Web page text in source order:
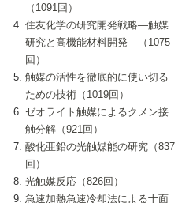
8号 若手研究者による触媒研究の未来展望
2：大学・研究所編
8号 イオン液体の応用
8号 多機能型リアクター
8号 超臨界流体を用いた化学プロセスの新
6号 第94回触媒討論会
7号 サブナノレベルでみた新しい表面現象
8号 オレフィン重合触媒の新たな展
5号 基礎化学品製造の触媒技術
6号 第92回触媒討論会
7号 基礎化学品製造の触媒技術
8号 資源の循環と触媒技術
4号 ナノ材料の調製と機能化
5号 こんな触媒が欲しい
6号 第90回触媒討論会
7号 触媒研究と学術雑誌/情報
8号 若い世代からみた触媒化学の現状と未
3号 生体触媒とバイオプロセス
4号 水素製造・利用の触媒化学
5号 触媒研究における新しい切り口：コン
ビナトリアルケミストリー
6号 第88回触媒討論会特集号
7号 企業における触媒研究のブレークスル
8号 この材料を触媒として使ってみません
2号 第85回触媒討論会
3号 反応ダイナミクス
5号 触媒のおもしろさをどのように伝える
6号 第86回触媒討論会
7号 水素化精製触媒の新しい展開
8号 新しい反応性と機能性を目指した金属
クラスタ-化学
1号 孔、穴、あな?-特異な空間とその利用-
2号 第83回触媒討論会
3号 均一系触媒反応最前線
4号 実用炭素材料の新展開
5号 研究の方法論を考える
7号 機能性金属材料と触媒
8号 触媒研究へのNMRの応用と展望
▼40巻（1998年）
進展と21世紀への提言/創立40周年記念・触
媒学会この10年の歩みとこれから/創立40周
2号 第81回触媒討論会
3号 計算機触媒化学へのさそい
4号 触媒劣化の制御と予測
5号 最新の実用プロセスと触媒
6号 第82回触媒討論会
1号 均一系と不均一系触媒反応-その特徴と
接点
2号 第79回触媒討論会
3号 最新NO除去触媒の実用化研究
4号 新しい反応場を目指した触媒調製
5号 反応・分離技術の新しい展開
6号 第80回触媒討論会
▼38巻（1996年）
1号 触媒の構造と触媒作用/C1化学を中心と
する21世紀への触媒
3号 オリンピックメダル:金・銀・銅はどん
な触媒作用を示すか
4号 触媒作用における機能の複合化
▼37巻（1995年）
1号 ファインケミカルズと固体触媒
2号 第75回触媒討論会
3号 希土類を利用した触媒
4号 触媒とリサイクル
5号 エネルギー変換触媒
▼36巻（1994年）
1号 電気化学と触媒
2号 第73回触媒討論会
3号 C4化学の展開
4号 《通常号》
▼35巻（1993年）
1号 工業触媒開発マニュアル―探索から工
業化まで
2号 第71回触媒討論会
▼34巻（1992年）
1号 インパクトを与えたこの研究
2号 第69回触媒討論会
▼33巻（1991年）
1号 触媒プロセス開発マニュアル―探索か
▼32巻（1990年）
（1091回）
住友化学の研究開発戦略―触媒
研究と高機能材料開発―（1075
回）
触媒の活性を徹底的に使い切る
ための技術（1019回）
ゼオライト触媒によるクメン接
触分解（921回）
酸化亜鉛の光触媒能の研究（837
回）
光触媒反応（826回）
急速加熱急速冷却法による十面